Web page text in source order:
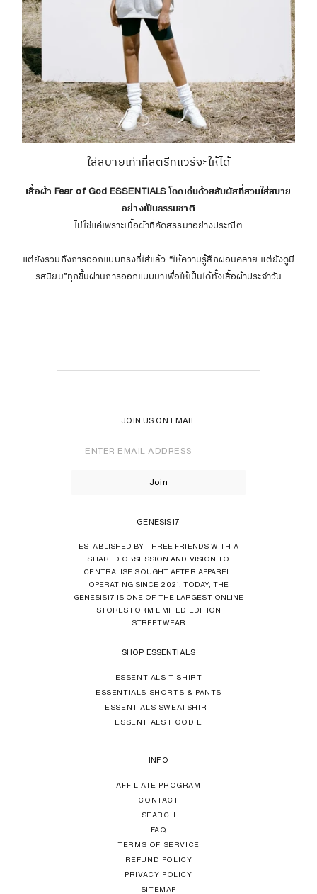
ใส่สบายเท่าที่สตรีทแวร์จะให้ได้
เสื้อผ้า Fear of God ESSENTIALS โดดเด่นด้วยสัมผัสที่สวมใส่สบาย
อย่างเป็นธรรมชาติ
ไม่ใช่แค่เพราะเนื้อผ้าที่คัดสรรมาอย่างประณีต
แต่ยังรวมถึงการออกแบบทรงที่ใส่แล้ว “ให้ความรู้สึกผ่อนคลาย แต่ยังดูมี
รสนิยม”ทุกชิ้นผ่านการออกแบบมาเพื่อให้เป็นได้ทั้งเสื้อผ้าประจำวัน
JOIN US ON EMAIL
Join
GENESIS17
ESTABLISHED BY THREE FRIENDS WITH A
SHARED OBSESSION AND VISION TO
CENTRALISE SOUGHT AFTER APPAREL.
OPERATING SINCE 2021, TODAY, THE
GENESIS17 IS ONE OF THE LARGEST ONLINE
STORES FORM LIMITED EDITION
STREETWEAR
SHOP ESSENTIALS
ESSENTIALS T-SHIRT
ESSENTIALS SHORTS & PANTS
ESSENTIALS SWEATSHIRT
ESSENTIALS HOODIE
INFO
AFFILIATE PROGRAM
CONTACT
SEARCH
FAQ
TERMS OF SERVICE
REFUND POLICY
PRIVACY POLICY
SITEMAP